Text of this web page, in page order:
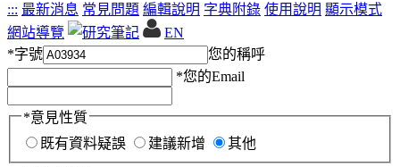
::: 最新消息 常見問題 編輯說明 字典附錄 使用說明 顯示模式
網站導覽
EN
*字號
您的稱呼
*您的Email
*意見性質
既有資料疑誤
建議新增 其他